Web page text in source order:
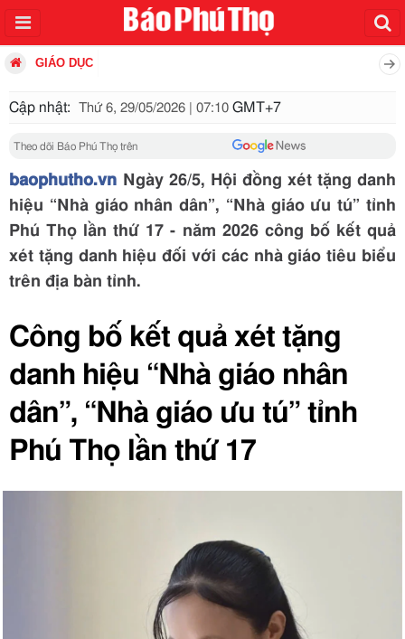
GIÁO DỤC
Cập nhật: Thứ 6, 29/05/2026 | 07:10 GMT+7
Theo dõi Báo Phú Thọ trên
baophutho.vn Ngày 26/5, Hội đồng xét tặng danh
hiệu “Nhà giáo nhân dân”, “Nhà giáo ưu tú” tỉnh
Phú Thọ lần thứ 17 - năm 2026 công bố kết quả
xét tặng danh hiệu đối với các nhà giáo tiêu biểu
trên địa bàn tỉnh.
Công bố kết quả xét tặng
danh hiệu “Nhà giáo nhân
dân”, “Nhà giáo ưu tú” tỉnh
Phú Thọ lần thứ 17